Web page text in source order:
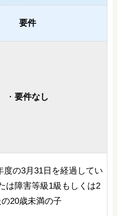
要件
・要件なし
度の3月31日を経過してい
は障害等級1級もしくは2
20歳未満の子